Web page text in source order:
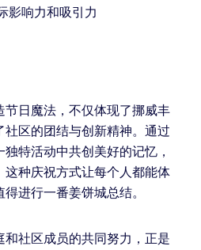
影响力和吸引力
日魔法，不仅体现了挪威丰
区的团结与创新精神。通过
特活动中共创美好的记忆，
种庆祝方式让每个人都能体
进行一番姜饼城总结。
社区成员的共同努力，正是